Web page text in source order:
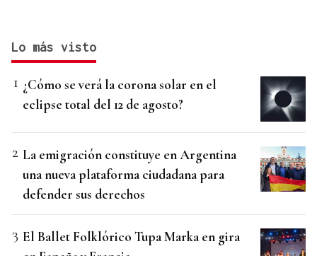
Lo más visto
¿Cómo se verá la corona solar en el
eclipse total del 12 de agosto?
La emigración constituye en Argentina
una nueva plataforma ciudadana para
defender sus derechos
El Ballet Folklórico Tupa Marka en gira